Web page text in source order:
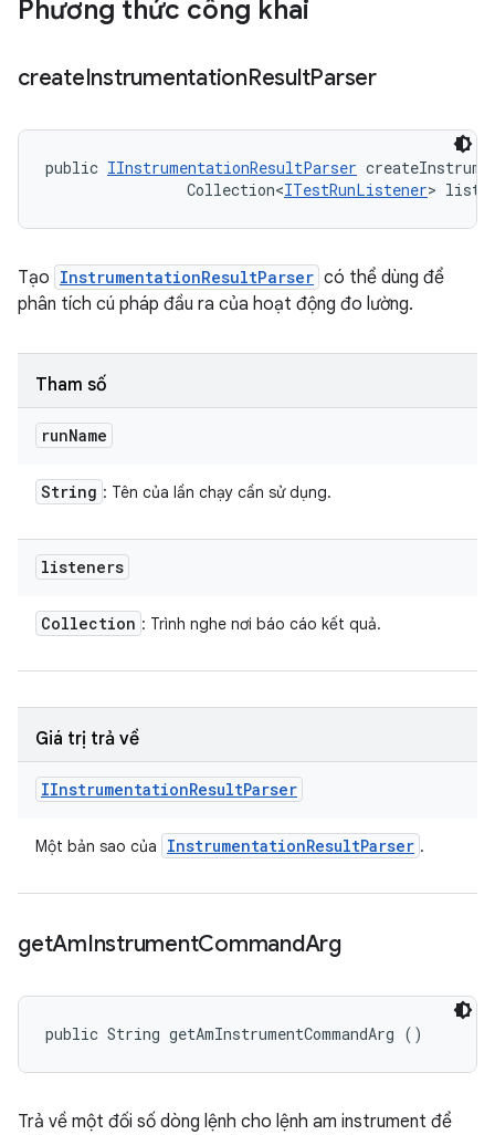
Phương thức công khai
createInstrumentationResultParser
public IInstrumentationResultParser
                Collection<
ITestRunListener>
Tạo InstrumentationResultParser có thể dùng để
phân tích cú pháp đầu ra của hoạt động đo lường.
Tham số
runName
String : Tên của lần chạy cần sử dụng.
listeners
Collection : Trình nghe nơi báo cáo kết quả.
Giá trị trả về
IInstrumentationResultParser
Một bản sao của InstrumentationResultParser .
getAmInstrumentCommandArg
public String getAmInstrumentCommandArg ()
Trả về một đối số dòng lệnh cho lệnh am instrument để